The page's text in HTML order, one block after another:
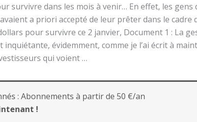
survivre dans les mois à venir… En effet, les
a priori accepté de leur prêter dans le
pour survivre ce 2 janvier, Document 1 : La
évidemment, comme je l’ai écrit à
qui voient …
: Abonnements à partir de 50 €/an
!